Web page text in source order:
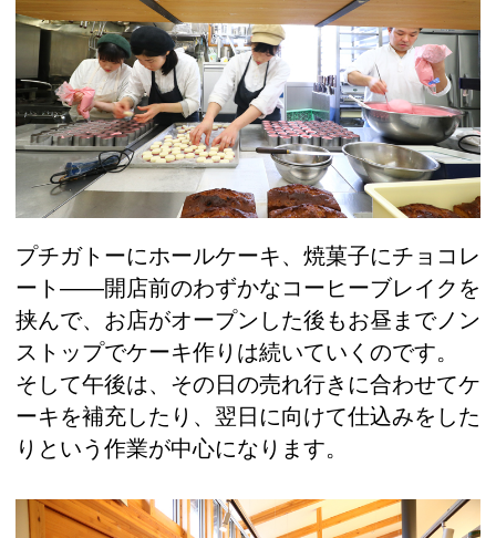
プチガトーにホールケーキ、焼菓子にチョコレ
ート――開店前のわずかなコーヒーブレイクを
挟んで、お店がオープンした後もお昼までノン
ストップでケーキ作りは続いていくのです。
そして午後は、その日の売れ行きに合わせてケ
ーキを補充したり、翌日に向けて仕込みをした
りという作業が中心になります。